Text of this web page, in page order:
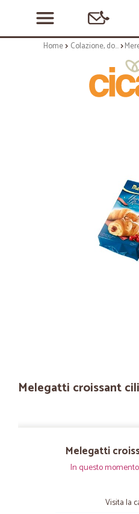
Home Colazione, dolciumi e snack
Melegatti croissant
Melegatti
In questo
Visita la